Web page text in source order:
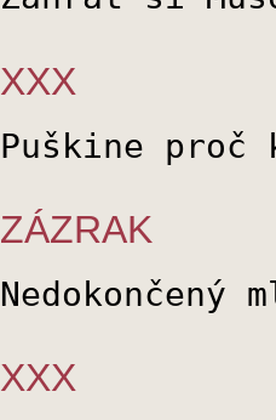
XXX
Puškine proč
ZÁZRAK
Nedokončený
XXX